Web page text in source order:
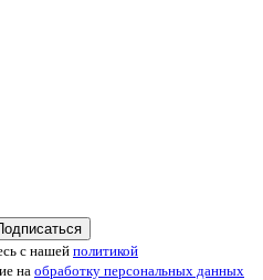
с нашей политикой
на обработку персональных данных